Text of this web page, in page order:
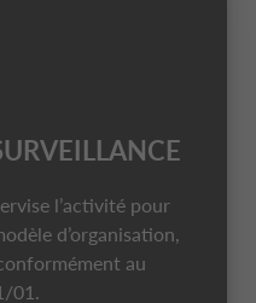
l’activité pour
d’organisation,
au
01.